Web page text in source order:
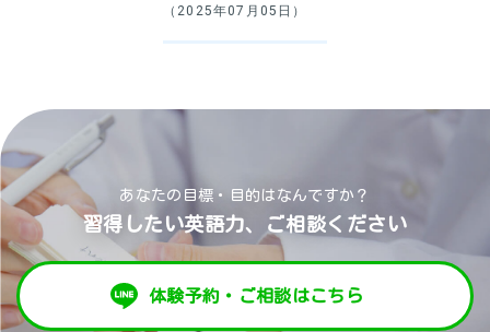
（2025年07月05日）
あなたの目標・目的はなんですか？
習得したい英語力、ご相談ください
体験予約・ご相談はこちら